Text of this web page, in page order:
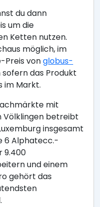
du dann
um die
Ketten nutzen.
möglich, im
Preis vonglobus-
das Produkt
im Markt.
mit
Völklingen betreibt
insgesamt
6 Alphatecc.-
9.400
und einem
gehört das